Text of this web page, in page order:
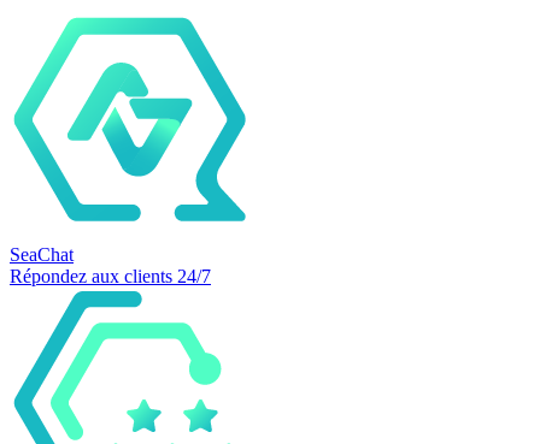
SeaChat
Répondez aux clients 24/7